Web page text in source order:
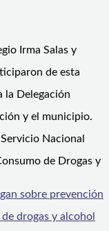
Irma Salas y
de esta
la Delegación
y el municipio.
Nacional
de Drogas y
sobre prevención
drogas y alcohol